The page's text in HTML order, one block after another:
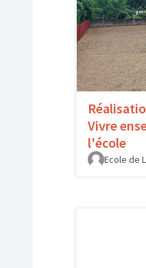
Vivre
l'école
Ecole de